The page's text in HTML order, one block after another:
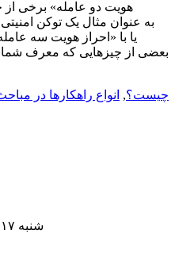
هویت دو عامله» برخی از
بعضی از چیزهایی که معرف
هفت لایه OSI چیست؟, انواع راهکارها در
شنبه ۱۷ مرداد ۰۵